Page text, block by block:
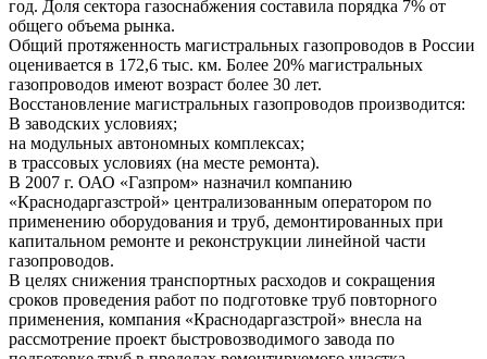
год. Доля сектора газоснабжения составила порядка 7% от
общего объема рынка.
Общий протяженность магистральных газопроводов в России
оценивается в 172,6 тыс. км. Более 20% магистральных
газопроводов имеют возраст более 30 лет.
Восстановление магистральных газопроводов производится:
В заводских условиях;
на модульных автономных комплексах;
в трассовых условиях (на месте ремонта).
В 2007 г. ОАО «Газпром» назначил компанию
«Краснодаргазстрой» централизованным оператором по
применению оборудования и труб, демонтированных при
капитальном ремонте и реконструкции линейной части
газопроводов.
В целях снижения транспортных расходов и сокращения
сроков проведения работ по подготовке труб повторного
применения, компания «Краснодаргазстрой» внесла на
рассмотрение проект быстровозводимого завода по